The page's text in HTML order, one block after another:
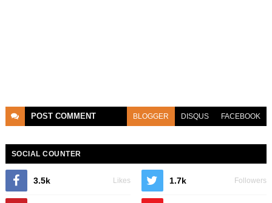
POST COMMENT BLOGGER DISQUS FACEBOOK
SOCIAL COUNTER
3.5k Likes 1.7k Followers